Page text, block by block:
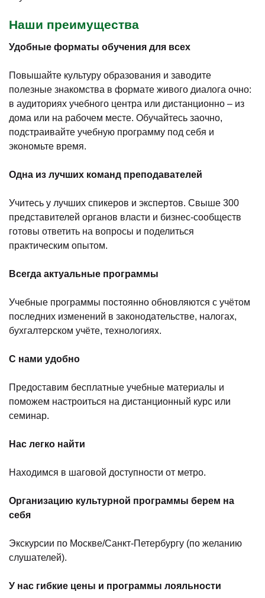
Наши преимущества
Удобные форматы обучения для всех
Повышайте культуру образования и заводите
полезные знакомства в формате живого диалога очно:
в аудиториях учебного центра или дистанционно – из
дома или на рабочем месте. Обучайтесь заочно,
подстраивайте учебную программу под себя и
экономьте время.
Одна из лучших команд преподавателей
Учитесь у лучших спикеров и экспертов. Свыше 300
представителей органов власти и бизнес-сообществ
готовы ответить на вопросы и поделиться
практическим опытом.
Всегда актуальные программы
Учебные программы постоянно обновляются с учётом
последних изменений в законодательстве, налогах,
бухгалтерском учёте, технологиях.
С нами удобно
Предоставим бесплатные учебные материалы и
поможем настроиться на дистанционный курс или
семинар.
Нас легко найти
Находимся в шаговой доступности от метро.
Организацию культурной программы берем на
себя
Экскурсии по Москве/Санкт-Петербургу (по желанию
слушателей).
У нас гибкие цены и программы лояльности